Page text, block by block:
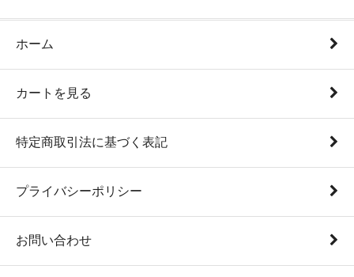
ホーム
カートを見る
特定商取引法に基づく表記
プライバシーポリシー
お問い合わせ